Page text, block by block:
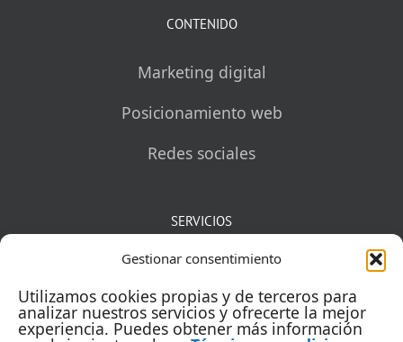
Gestionar consentimiento
Utilizamos cookies propias y de terceros para
analizar nuestros servicios y ofrecerte la mejor
experiencia. Puedes obtener más información
CONTENIDO
Marketing digital
Posicionamiento web
Redes sociales
SERVICIOS
Mentorías
Auditorías